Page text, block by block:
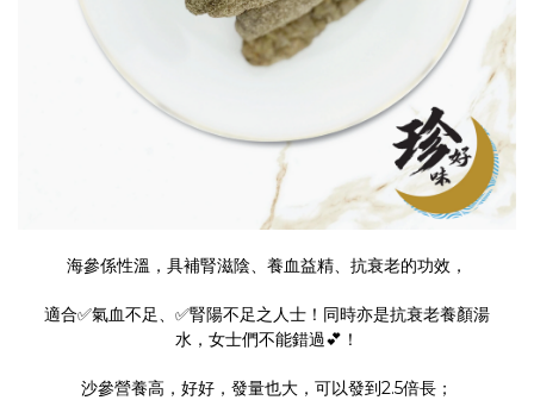
海參係性溫，具補腎滋陰、養血益精、抗衰老的功效，
適合✅氣血不足、✅腎陽不足之人士！同時亦是抗衰老養顏湯
水，女士們不能錯過💕！
沙參營養高，好好，發量也大，可以發到2.5倍長；